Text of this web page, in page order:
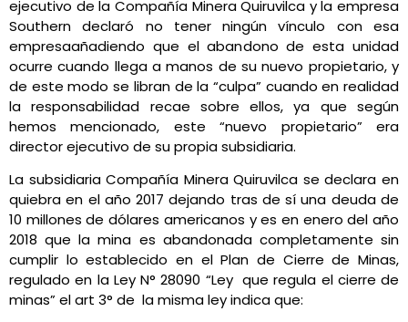
ejecutivo de la Compañía Minera Quiruvilca y la empresa
Southern declaró no tener ningún vínculo con esa
empresaañadiendo que el abandono de esta unidad
ocurre cuando llega a manos de su nuevo propietario, y
de este modo se libran de la “culpa” cuando en realidad
la responsabilidad recae sobre ellos, ya que según
hemos mencionado, este “nuevo propietario” era
director ejecutivo de su propia subsidiaria.
La subsidiaria Compañía Minera Quiruvilca se declara en
quiebra en el año 2017 dejando tras de sí una deuda de
10 millones de dólares americanos y es en enero del año
2018 que la mina es abandonada completamente sin
cumplir lo establecido en el Plan de Cierre de Minas,
regulado en la Ley N° 28090 “Ley que regula el cierre de
minas” el art 3° de la misma ley indica que: